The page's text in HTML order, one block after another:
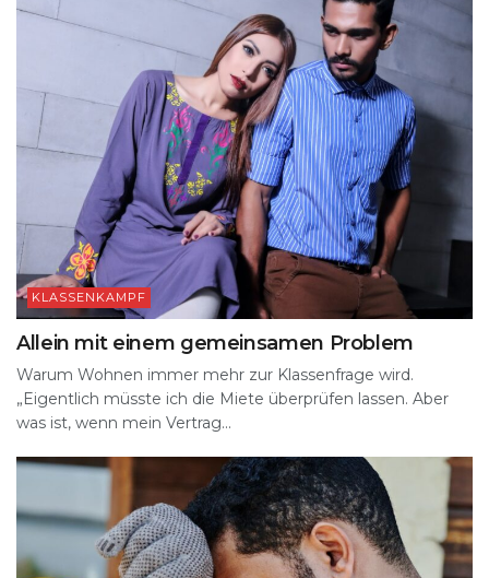
KLASSENKAMPF
Allein mit einem gemeinsamen Problem
Warum Wohnen immer mehr zur Klassenfrage wird.
„Eigentlich müsste ich die Miete überprüfen lassen. Aber
was ist, wenn mein Vertrag...